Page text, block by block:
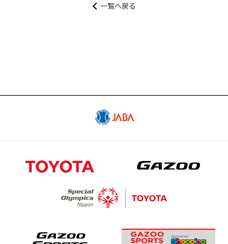
GOODS
公式グッズ販売サイト「GAZOO Shopping
出演依頼
一覧へ戻る